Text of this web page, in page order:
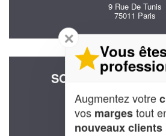
9 Rue De Tunis
75011 Paris
SOCIÉTÉ PALATNIK
TECHNIQUES
8 Rue Legouve
75010 Paris
✕
Vous
Augmentez votre
vos margestout
nouveaux clients